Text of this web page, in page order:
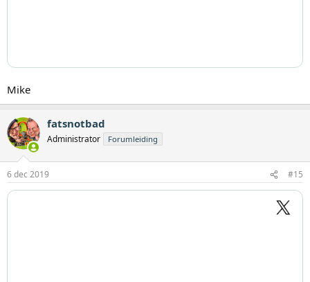
Mike
fatsnotbad
Administrator Forumleiding
6 dec 2019 #15